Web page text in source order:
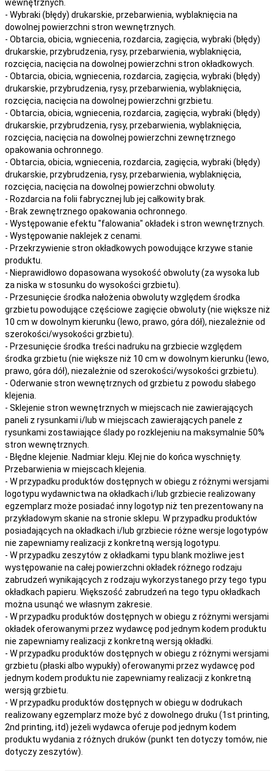
wewnętrznych.
- Wybraki (błędy) drukarskie, przebarwienia, wyblaknięcia na
dowolnej powierzchni stron wewnętrznych.
- Obtarcia, obicia, wgniecenia, rozdarcia, zagięcia, wybraki (błędy)
drukarskie, przybrudzenia, rysy, przebarwienia, wyblaknięcia,
rozcięcia, nacięcia na dowolnej powierzchni stron okładkowych.
- Obtarcia, obicia, wgniecenia, rozdarcia, zagięcia, wybraki (błędy)
drukarskie, przybrudzenia, rysy, przebarwienia, wyblaknięcia,
rozcięcia, nacięcia na dowolnej powierzchni grzbietu.
- Obtarcia, obicia, wgniecenia, rozdarcia, zagięcia, wybraki (błędy)
drukarskie, przybrudzenia, rysy, przebarwienia, wyblaknięcia,
rozcięcia, nacięcia na dowolnej powierzchni zewnętrznego
opakowania ochronnego.
- Obtarcia, obicia, wgniecenia, rozdarcia, zagięcia, wybraki (błędy)
drukarskie, przybrudzenia, rysy, przebarwienia, wyblaknięcia,
rozcięcia, nacięcia na dowolnej powierzchni obwoluty.
- Rozdarcia na folii fabrycznej lub jej całkowity brak.
- Brak zewnętrznego opakowania ochronnego.
- Występowanie efektu "falowania" okładek i stron wewnętrznych.
- Występowanie naklejek z cenami.
- Przekrzywienie stron okładkowych powodujące krzywe stanie
produktu.
- Nieprawidłowo dopasowana wysokość obwoluty (za wysoka lub
za niska w stosunku do wysokości grzbietu).
- Przesunięcie środka nałożenia obwoluty względem środka
grzbietu powodujące częściowe zagięcie obwoluty (nie większe niż
10 cm w dowolnym kierunku (lewo, prawo, góra dół), niezależnie od
szerokości/wysokości grzbietu).
- Przesunięcie środka treści nadruku na grzbiecie względem
środka grzbietu (nie większe niż 10 cm w dowolnym kierunku (lewo,
prawo, góra dół), niezależnie od szerokości/wysokości grzbietu).
- Oderwanie stron wewnętrznych od grzbietu z powodu słabego
klejenia.
- Sklejenie stron wewnętrznych w miejscach nie zawierających
paneli z rysunkami i/lub w miejscach zawierających panele z
rysunkami zostawiające ślady po rozklejeniu na maksymalnie 50%
stron wewnętrznych.
- Błędne klejenie. Nadmiar kleju. Klej nie do końca wyschnięty.
Przebarwienia w miejscach klejenia.
- W przypadku produktów dostępnych w obiegu z różnymi wersjami
logotypu wydawnictwa na okładkach i/lub grzbiecie realizowany
egzemplarz może posiadać inny logotyp niż ten prezentowany na
przykładowym skanie na stronie sklepu. W przypadku produktów
posiadających na okładkach i/lub grzbiecie różne wersje logotypów
nie zapewniamy realizacji z konkretną wersją logotypu.
- W przypadku zeszytów z okładkami typu blank możliwe jest
występowanie na całej powierzchni okładek różnego rodzaju
zabrudzeń wynikających z rodzaju wykorzystanego przy tego typu
okładkach papieru. Większość zabrudzeń na tego typu okładkach
można usunąć we własnym zakresie.
- W przypadku produktów dostępnych w obiegu z różnymi wersjami
okładek oferowanymi przez wydawcę pod jednym kodem produktu
nie zapewniamy realizacji z konkretną wersją okładki.
- W przypadku produktów dostępnych w obiegu z różnymi wersjami
grzbietu (płaski albo wypukły) oferowanymi przez wydawcę pod
jednym kodem produktu nie zapewniamy realizacji z konkretną
wersją grzbietu.
- W przypadku produktów dostępnych w obiegu w dodrukach
realizowany egzemplarz może być z dowolnego druku (1st printing,
2nd printing, itd) jeżeli wydawca oferuje pod jednym kodem
produktu wydania z różnych druków (punkt ten dotyczy tomów, nie
dotyczy zeszytów).